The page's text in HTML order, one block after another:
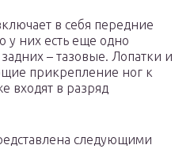
в себя передние
у них есть еще одно
– тазовые. Лопатки и
прикрепление ног к
входят в разряд
следующими